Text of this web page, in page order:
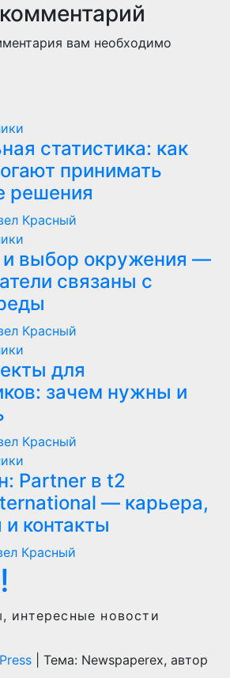
вам необходимо
статистика: как
принимать
решения
Красный
и выбор окружения —
связаны с
Красный
для
зачем нужны и
Красный
Partner в t2
— карьера,
контакты
Красный
интересные новости
Тема: Newspaperex, автор